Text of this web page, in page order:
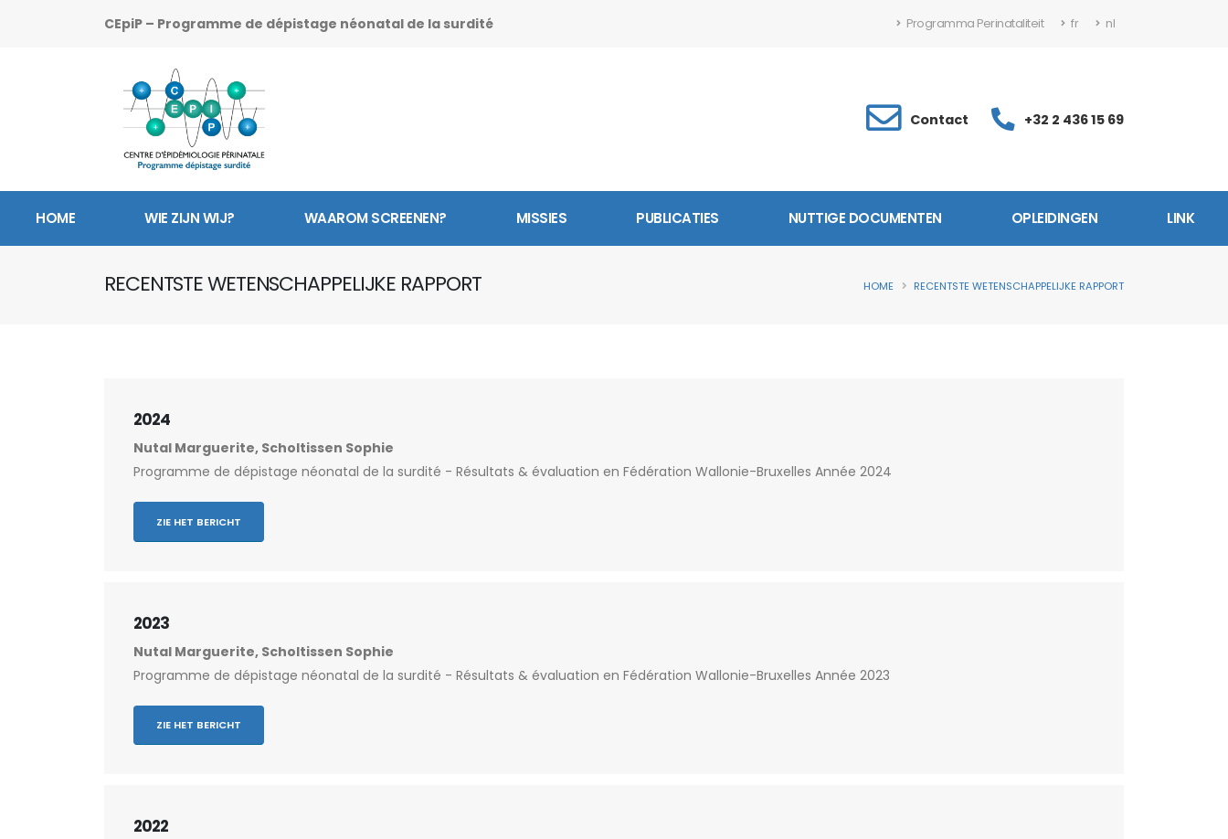
CEpiP – Programme de dépistage néonatal de la surdité Programma Perinataliteit fr nl
Contact +32 2 436 15 69
HOME WIE ZIJN WIJ? WAAROM SCREENEN? MISSIES PUBLICATIES NUTTIGE DOCUMENTEN OPLEIDINGEN LINK
RECENTSTE WETENSCHAPPELIJKE RAPPORT HOME RECENTSTE WETENSCHAPPELIJKE RAPPORT
2024
Nutal Marguerite, Scholtissen Sophie
Programme de dépistage néonatal de la surdité - Résultats & évaluation en Fédération Wallonie-Bruxelles Année 2024
ZIE HET BERICHT
2023
Nutal Marguerite, Scholtissen Sophie
Programme de dépistage néonatal de la surdité - Résultats & évaluation en Fédération Wallonie-Bruxelles Année 2023
ZIE HET BERICHT
2022